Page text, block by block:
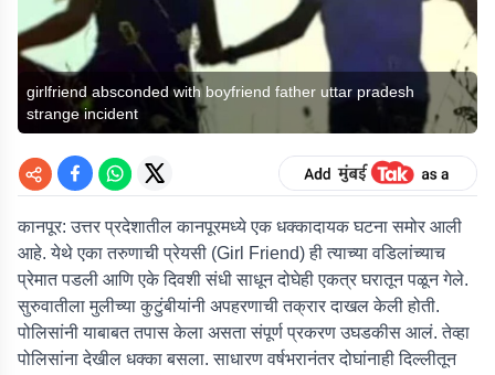
girlfriend absconded with boyfriend father uttar pradesh
strange incident
कानपूर: उत्तर प्रदेशातील कानपूरमध्ये एक धक्कादायक घटना समोर आली
आहे. येथे एका तरुणाची प्रेयसी (Girl Friend) ही त्याच्या वडिलांच्याच
प्रेमात पडली आणि एके दिवशी संधी साधून दोघेही एकत्र घरातून पळून गेले.
सुरुवातीला मुलीच्या कुटुंबीयांनी अपहरणाची तक्रार दाखल केली होती.
पोलिसांनी याबाबत तपास केला असता संपूर्ण प्रकरण उघडकीस आलं. तेव्हा
पोलिसांना देखील धक्का बसला. साधारण वर्षभरानंतर दोघांनाही दिल्लीतून